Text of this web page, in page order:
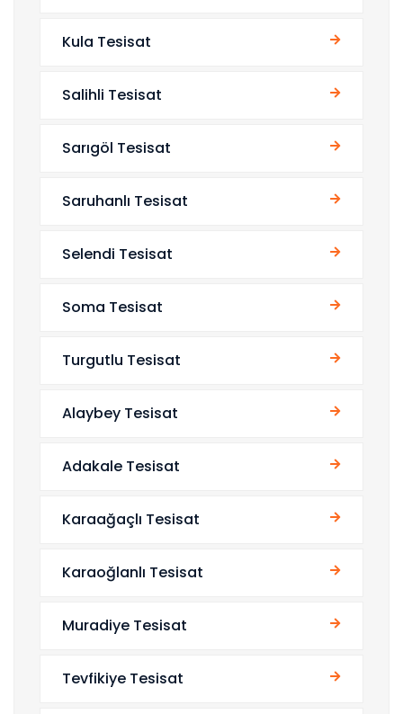
Kula Tesisat
Salihli Tesisat
Sarıgöl Tesisat
Saruhanlı Tesisat
Selendi Tesisat
Soma Tesisat
Turgutlu Tesisat
Alaybey Tesisat
Adakale Tesisat
Karaağaçlı Tesisat
Karaoğlanlı Tesisat
Muradiye Tesisat
Tevfikiye Tesisat